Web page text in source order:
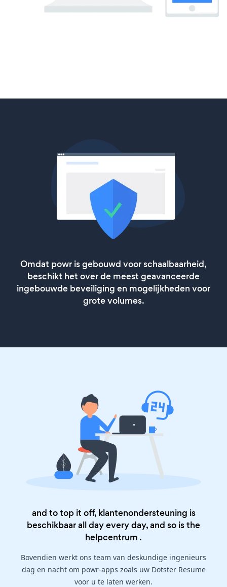
Omdat powr is gebouwd voor schaalbaarheid,
beschikt het over de meest geavanceerde
ingebouwde beveiliging en mogelijkheden voor
grote volumes.
and to top it off, klantenondersteuning is
beschikbaar all day every day, and so is the
helpcentrum .
Bovendien werkt ons team van deskundige ingenieurs
dag en nacht om powr-apps zoals uw Dotster Resume
voor u te laten werken.